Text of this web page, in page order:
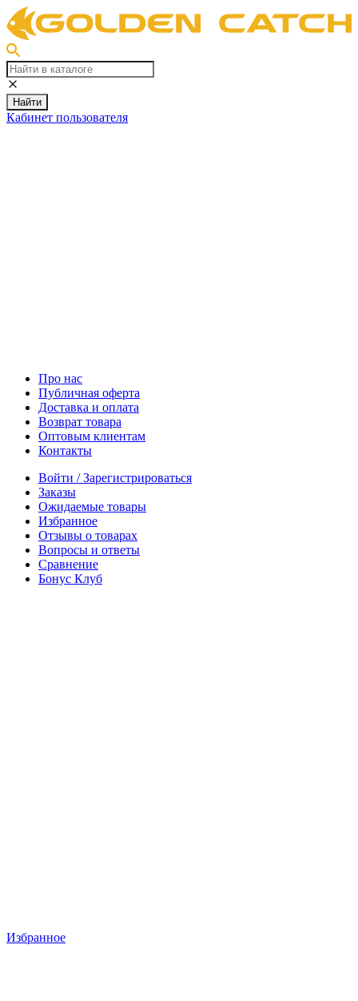
Найти
Кабинет пользователя
Про нас
Публичная оферта
Доставка и оплата
Возврат товара
Оптовым клиентам
Контакты
Войти / Зарегистрироваться
Заказы
Ожидаемые товары
Избранное
Отзывы о товарах
Вопросы и ответы
Сравнение
Бонус Клуб
Избранное